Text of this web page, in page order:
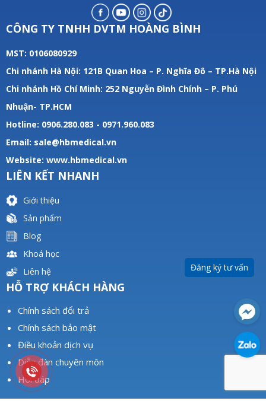
Đăng ký tư vấn
CÔNG TY TNHH DVTM HOÀNG BÌNH
MST: 0106080929
Chi nhánh Hà Nội: 121B Quan Hoa – P. Nghĩa Đô – TP.Hà Nội
Chi nhánh Hồ Chí Minh: 252 Nguyễn Đình Chính – P. Phú
Nhuận- TP.HCM
Hotline: 0906.280.083 - 0971.960.083
Email: sale@hbmedical.vn
Website: www.hbmedical.vn
LIÊN KẾT NHANH
Giới thiệu
Sản phẩm
Blog
Khoá học
Liên hệ
HỖ TRỢ KHÁCH HÀNG
Chính sách đổi trả
Chính sách bảo mật
Điều khoản dịch vụ
Diễn đàn chuyên môn
Hỏi đáp